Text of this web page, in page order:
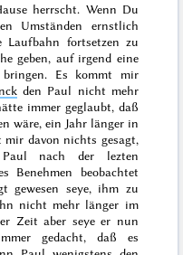
herrscht. Wenn Du
Umständen ernstlich
Laufbahn fortsetzen zu
geben, auf irgend eine
Es kommt mir
den Paul nicht mehr
immer geglaubt, daß
wäre, ein Jahr länger in
davon nichts gesagt,
nach der lezten
Benehmen beobachtet
gewesen seye, ihm zu
nicht mehr länger im
Zeit aber seye er nun
gedacht, daß es